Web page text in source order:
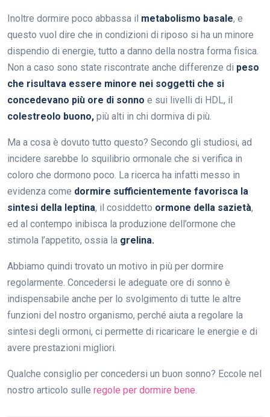
Inoltre dormire poco abbassa il metabolismo basale, e
questo vuol dire che in condizioni di riposo si ha un minore
dispendio di energie, tutto a danno della nostra forma fisica.
Non a caso sono state riscontrate anche differenze di peso
che risultava essere minore nei soggetti che si
concedevano più ore di sonno e sui livelli di HDL, il
colestreolo buono, più alti in chi dormiva di più.
Ma a cosa è dovuto tutto questo? Secondo gli studiosi, ad
incidere sarebbe lo squilibrio ormonale che si verifica in
coloro che dormono poco. La ricerca ha infatti messo in
evidenza come dormire sufficientemente favorisca la
sintesi della leptina, il cosiddetto ormone della sazietà,
ed al contempo inibisca la produzione dell’ormone che
stimola l’appetito, ossia la grelina.
Abbiamo quindi trovato un motivo in più per dormire
regolarmente. Concedersi le adeguate ore di sonno è
indispensabile anche per lo svolgimento di tutte le altre
funzioni del nostro organismo, perché aiuta a regolare la
sintesi degli ormoni, ci permette di ricaricare le energie e di
avere prestazioni migliori.
Qualche consiglio per concedersi un buon sonno? Eccole nel
nostro articolo sulle regole per dormire bene.